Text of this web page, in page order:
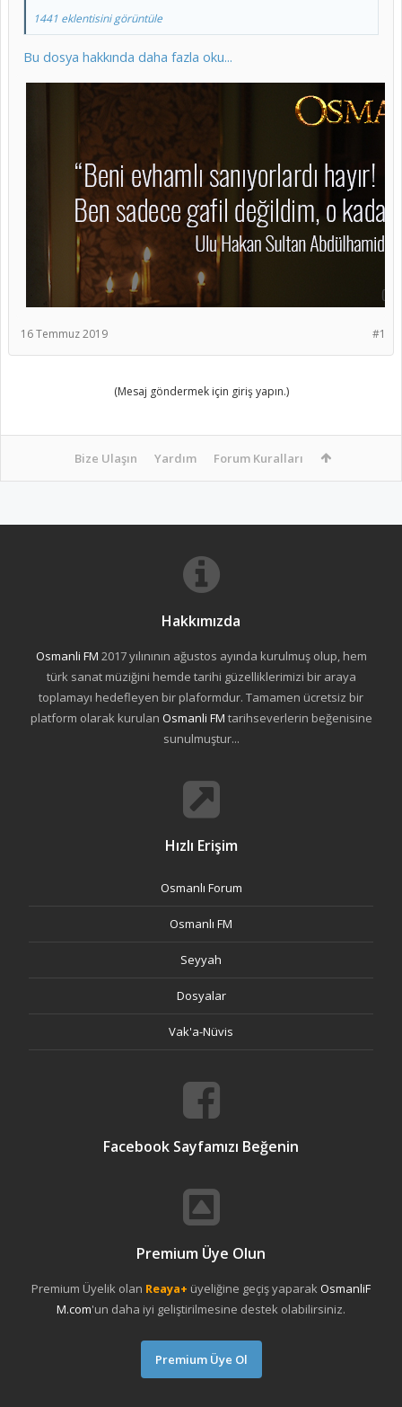
1441 eklentisini görüntüle
Bu dosya hakkında daha fazla oku...
#1
16 Temmuz 2019
(Mesaj göndermek için giriş yapın.)
Bize Ulaşın Yardım Forum Kuralları
Hakkımızda
Osmanli FM 2017 yılınının ağustos ayında kurulmuş olup, hem
türk sanat müziğini hemde tarihi güzelliklerimizi bir araya
toplamayı hedefleyen bir plaformdur. Tamamen ücretsiz bir
platform olarak kurulan Osmanli FM tarihseverlerin beğenisine
sunulmuştur...
Hızlı Erişim
Osmanlı Forum
Osmanlı FM
Seyyah
Dosyalar
Vak'a-Nüvis
Facebook Sayfamızı Beğenin
Premium Üye Olun
Premium Üyelik olan Reaya+ üyeliğine geçiş yaparakOsmanliF
M.com'un daha iyi geliştirilmesine destek olabilirsiniz.
Premium Üye Ol